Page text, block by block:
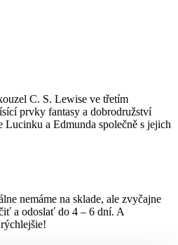
C. S. Lewise ve třetím
prvky fantasy a dobrodružství
Lucinku a Edmunda společně s jejich
nemáme na sklade, ale zvyčajne
a odoslať do 4 – 6 dní. A